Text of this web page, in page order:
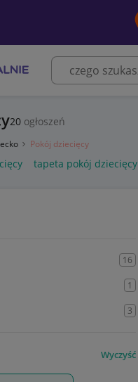
20 ogłoszeń
Pokój dziecięcy
tapeta pokój dziecięcy
16
1
3
Wyczyść